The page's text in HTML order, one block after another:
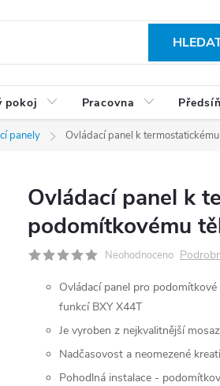
pokoj Pracovna Předsíň
panely Ovládací panel k
Ovládací panel k
podomítkovému
Neohodnoceno
Ovládací panel pro
funkcí BXY X44T
Je vyroben z nejkvalitnější
Nadčasovost a neomezené
Pohodlná instalace -